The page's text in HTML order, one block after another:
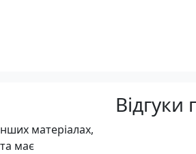
матеріалах,
має
Відгуки